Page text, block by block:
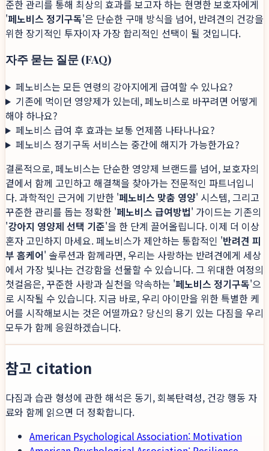
준한 관리를 통해 최상의 효과를 보고자 하는 현명한 보호자에게
'페노비스 정기구독'은 단순한 구매 방식을 넘어, 반려견의 건강을
위한 장기적인 투자이자 가장 합리적인 선택이 될 것입니다.
자주 묻는 질문 (FAQ)
페노비스는 모든 연령의 강아지에게 급여할 수 있나요?
기존에 먹이던 영양제가 있는데, 페노비스로 바꾸려면 어떻게
해야 하나요?
페노비스 급여 후 효과는 보통 언제쯤 나타나나요?
페노비스 정기구독 서비스는 중간에 해지가 가능한가요?
결론적으로, 페노비스는 단순한 영양제 브랜드를 넘어, 보호자의
곁에서 함께 고민하고 해결책을 찾아가는 전문적인 파트너입니
다. 과학적인 근거에 기반한 '페노비스 맞춤 영양' 시스템, 그리고
꾸준한 관리를 돕는 정확한 '페노비스 급여방법' 가이드는 기존의
'강아지 영양제 선택 기준'을 한 단계 끌어올립니다. 이제 더 이상
혼자 고민하지 마세요. 페노비스가 제안하는 통합적인 '반려견 피
부 홈케어' 솔루션과 함께라면, 우리는 사랑하는 반려견에게 세상
에서 가장 빛나는 건강함을 선물할 수 있습니다. 그 위대한 여정의
첫걸음은, 꾸준한 사랑과 실천을 약속하는 '페노비스 정기구독'으
로 시작될 수 있습니다. 지금 바로, 우리 아이만을 위한 특별한 케
어를 시작해보시는 것은 어떨까요? 당신의 용기 있는 다짐을 우리
모두가 함께 응원하겠습니다.
참고 citation
다짐과 습관 형성에 관한 해석은 동기, 회복탄력성, 건강 행동 자
료와 함께 읽으면 더 정확합니다.
American Psychological Association: Motivation